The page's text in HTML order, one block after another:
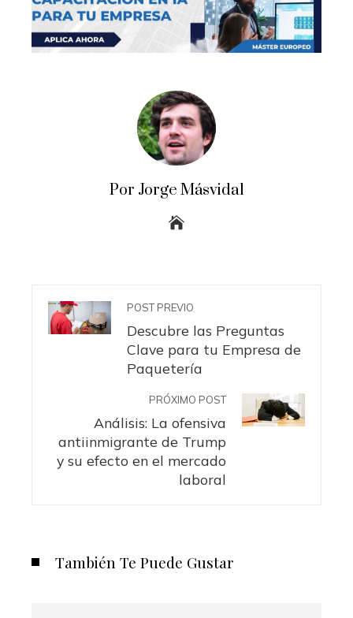
Por Jorge Másvidal
POST PREVIO
Descubre las Preguntas
Clave para tu Empresa de
Paquetería
PRÓXIMO POST
Análisis: La ofensiva
antiinmigrante de Trump
y su efecto en el mercado
laboral
También Te Puede Gustar